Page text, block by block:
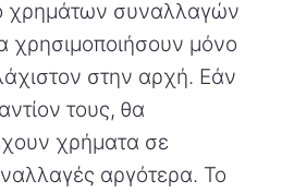
χρημάτων συναλλαγών
χρησιμοποιήσουν μόνο
στην αρχή. Εάν
τους, θα
χρήματα σε
αργότερα. Το